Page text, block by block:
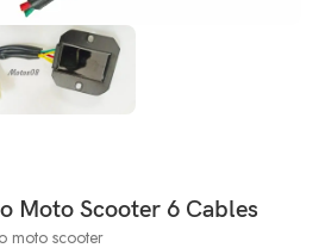
Moto Scooter 6 Cables
moto scooter